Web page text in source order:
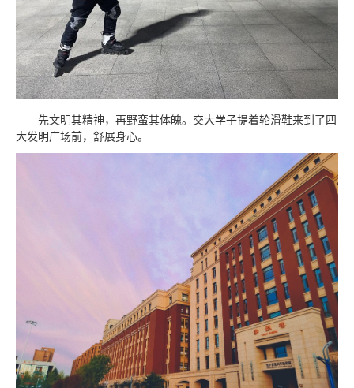
先文明其精神，再野蛮其体魄。交大学子提着轮滑鞋来到了四
大发明广场前，舒展身心。